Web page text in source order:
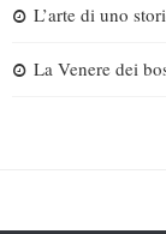
L’arte di uno
La Venere dei